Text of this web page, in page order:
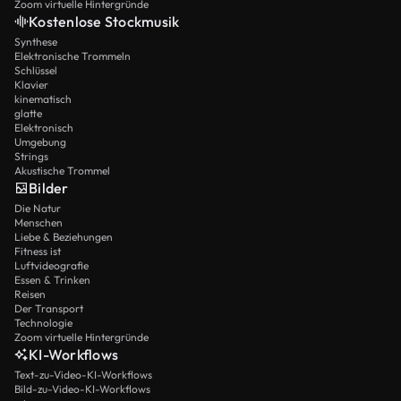
Zoom virtuelle Hintergründe
Kostenlose Stockmusik
Synthese
Elektronische Trommeln
Schlüssel
Klavier
kinematisch
glatte
Elektronisch
Umgebung
Strings
Akustische Trommel
Bilder
Die Natur
Menschen
Liebe & Beziehungen
Fitness ist
Luftvideografie
Essen & Trinken
Reisen
Der Transport
Technologie
Zoom virtuelle Hintergründe
KI-Workflows
Text-zu-Video-KI-Workflows
Bild-zu-Video-KI-Workflows